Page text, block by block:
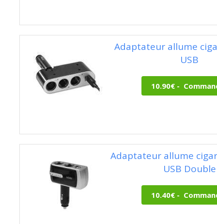
Adaptateur allume
USB
Adaptateur allume
USB Double